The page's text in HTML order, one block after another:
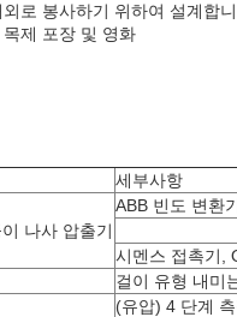
로 봉사하기 위하여 설계합
제 포장 및 영화
세부사항
나사 압출기
ABB 빈도 변환
시멘스 접촉기,
걸이 유형 내미
(유압) 4 단계